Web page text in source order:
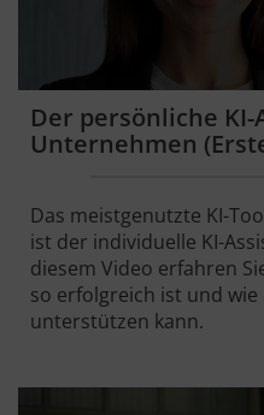
Der persönliche
Unternehmen
Das meistgenutzte KI-
ist der individuelle KI-
diesem Video erfahren
so erfolgreich ist und
unterstützen kann.